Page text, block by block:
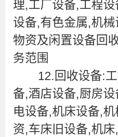
理,工厂设备,工程
设备,有色金属,机
物资及闲置设备回
务范围
12.回收设备:
备,酒店设备,厨房
电设备,机床设备,
资,车床旧设备,机